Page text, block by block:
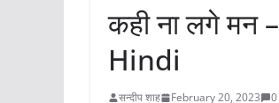
कही ना लगे
Hindi
सन्दीप शाह February 20, 2023